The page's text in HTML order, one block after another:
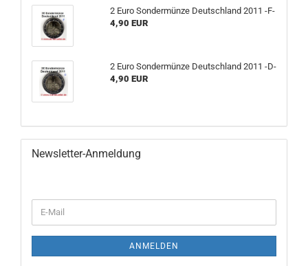
2 Euro Sondermünze Deutschland 2011 -F-
4,90 EUR
2 Euro Sondermünze Deutschland 2011 -D-
4,90 EUR
Newsletter-Anmeldung
ZUR
E-
Mail
ANMELDEN